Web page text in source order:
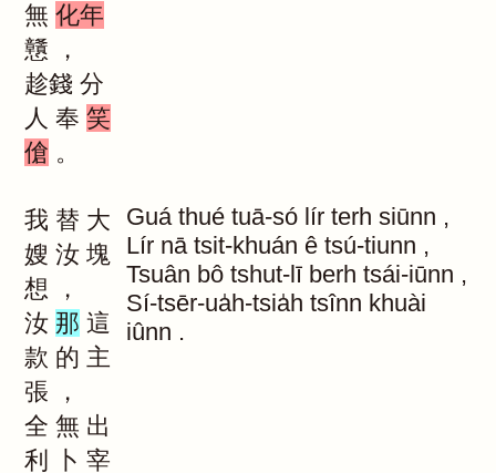
無 化年
戇
，
趁錢 分
人 奉 笑
傖 。
我 替 大
嫂 汝 塊
想
，
汝 那 這
款 的 主
張
，
全 無 出
利
卜 宰
Guá thué tuā-só lír terh siūnn ,
Lír nā tsit-khuán ê tsú-tiunn ,
Tsuân bô tshut-lī berh tsái-iūnn ,
Sí-tsēr-ua̍h-tsia̍h tsînn khuài
iûnn .